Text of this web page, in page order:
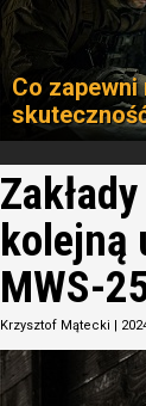
Co zapewni
kolejną
MWS-
Krzysztof Mątecki |